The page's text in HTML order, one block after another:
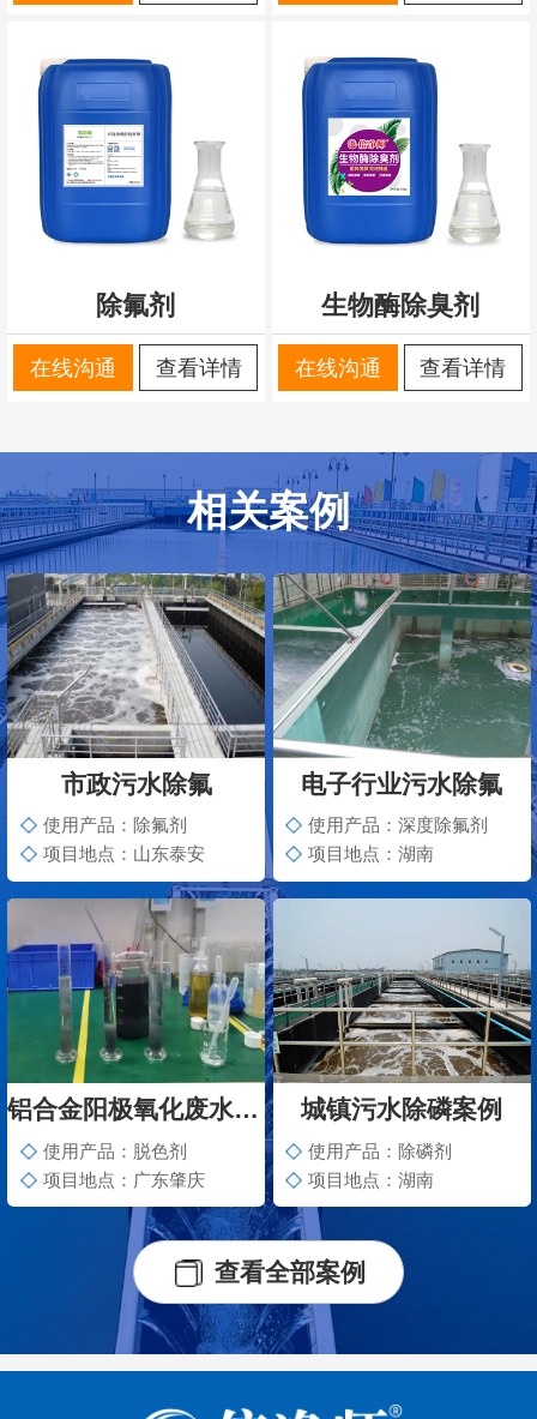
除氟剂
在线沟通 查看详情
生物酶除臭剂
在线沟通 查看详情
相关案例
市政污水除氟
使用产品：除氟剂
项目地点：山东泰安
电子行业污水除氟
使用产品：深度除氟剂
项目地点：湖南
铝合金阳极氧化废水脱色案例
使用产品：脱色剂
项目地点：广东肇庆
城镇污水除磷案例
使用产品：除磷剂
项目地点：湖南
查看全部案例